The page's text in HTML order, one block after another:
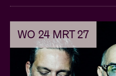
WO 24 MRT 27